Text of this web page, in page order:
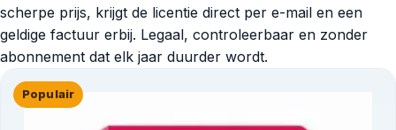
scherpe prijs, krijgt de licentie direct per e-mail en een
geldige factuur erbij. Legaal, controleerbaar en zonder
abonnement dat elk jaar duurder wordt.
Populair